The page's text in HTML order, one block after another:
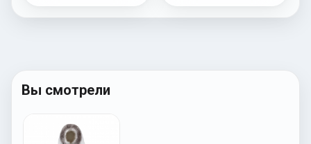
Вы смотрели